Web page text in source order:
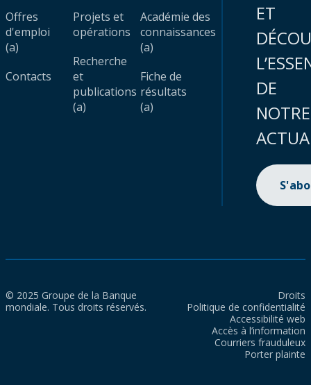
Offres
d'emploi
(a)
Contacts
Projets et
opérations
Recherche
et
publications
(a)
Académie des
connaissances
(a)
Fiche de
résultats
(a)
ET
DE
NOTRE
© 2025 Groupe de la Banque
mondiale. Tous droits réservés.
Droits
Politique de confidentialité
Accessibilité web
Accès à l’information
Courriers frauduleux
Porter plainte